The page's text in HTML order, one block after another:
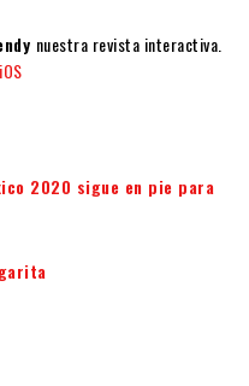
nuestra revista interactiva.
iOS
2020 sigue en pie para